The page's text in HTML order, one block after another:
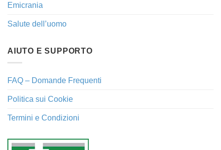
Emicrania
Salute dell’uomo
AIUTO E SUPPORTO
FAQ – Domande Frequenti
Politica sui Cookie
Termini e Condizioni